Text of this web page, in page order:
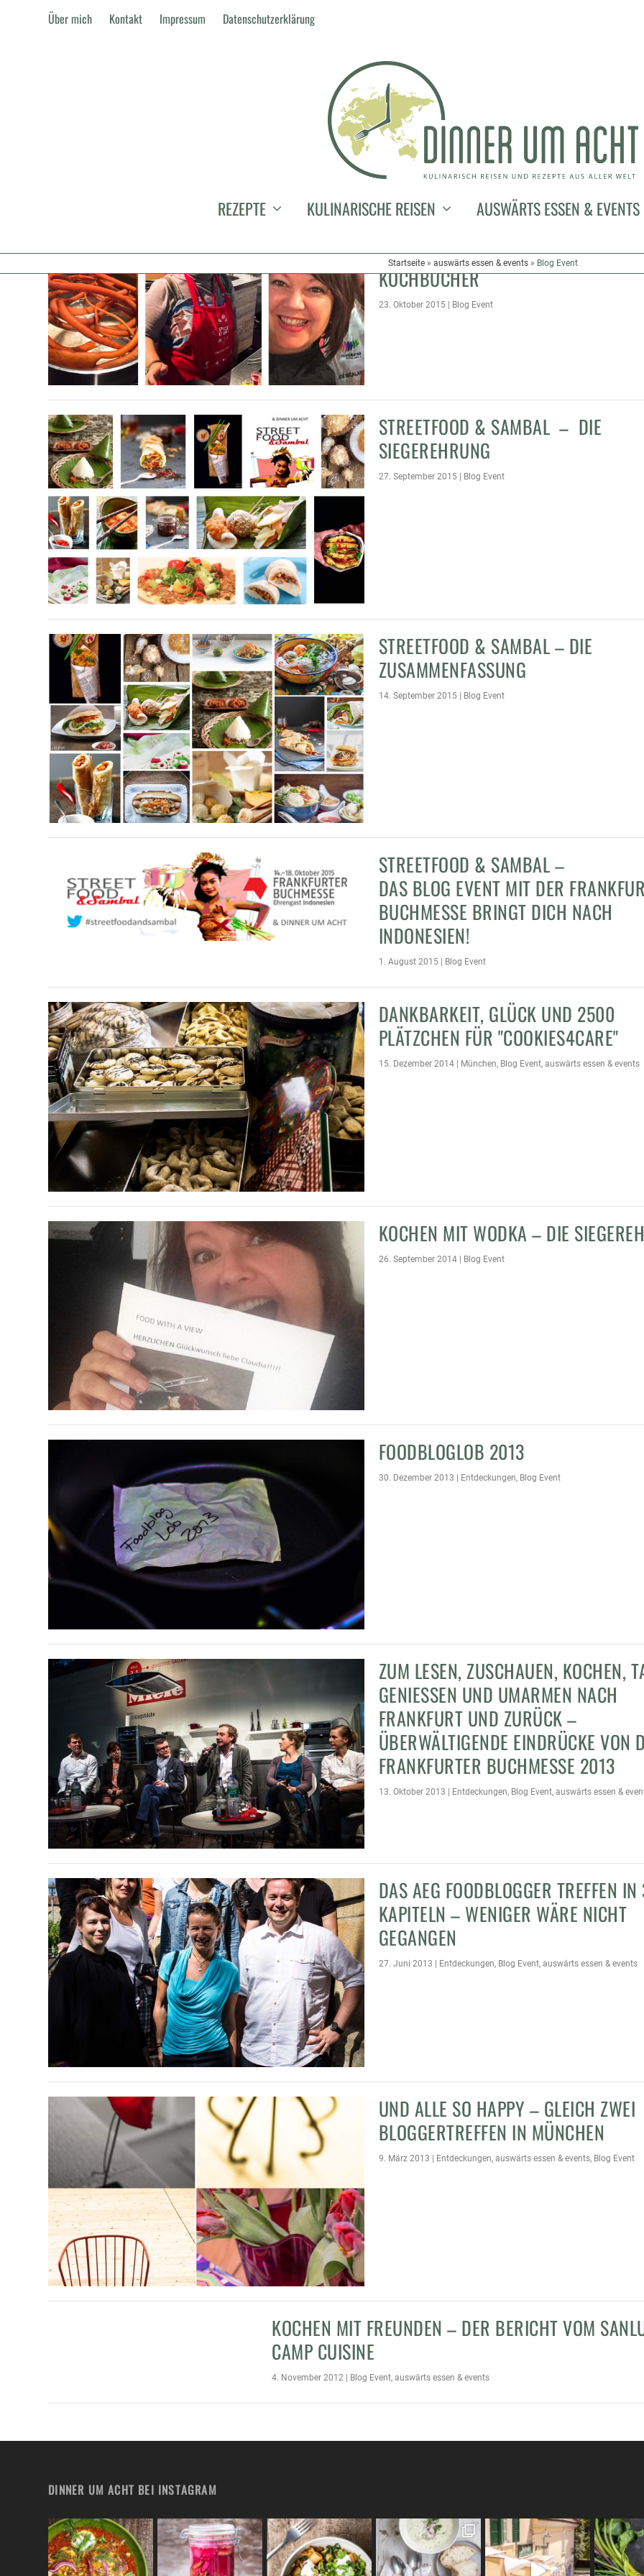
Über mich Kontakt Impressum Datenschutzerklärung
REZEPTE KULINARISCHE REISEN AUSWÄRTS ESSEN & EVENTS
Startseite » auswärts essen & events » Blog Event
BUCHMESSE – GROSSARTIGE B
OCHEN UND NATÜRLICH NEUE K
OCHBÜCHER
23. Oktober 2015| Blog Event
STREETFOOD & SAMBAL – DIE
SIEGEREHRUNG
27. September 2015| Blog Event
STREETFOOD & SAMBAL – DIE
ZUSAMMENFASSUNG
14. September 2015| Blog Event
STREETFOOD & SAMBAL –
DAS BLOG EVENT MIT DER
BUCHMESSE BRINGT DICH NACH
INDONESIEN!
1. August 2015| Blog Event
DANKBARKEIT, GLÜCK UND 2500
PLÄTZCHEN FÜR "COOKIES4CARE"
15. Dezember 2014| München, Blog Event, auswärts essen & events
KOCHEN MIT WODKA – DIE
26. September 2014| Blog Event
FOODBLOGLOB 2013
30. Dezember 2013 Entdeckungen, Blog Event
ZUM LESEN, ZUSCHAUEN, KOCHEN,
GENIESSEN UND UMARMEN NACH F
RANKFURT UND ZURÜCK – Ü
BERWÄLTIGENDE EINDRÜCKE VON
RANKFURTER BUCHMESSE 2013
13. Oktober 2013 Entdeckungen, Blog Event, auswärts essen &
DAS AEG FOODBLOGGER TREFFEN
KAPITELN – WENIGER WÄRE NICHT
GEGANGEN
27. Juni 2013 | Entdeckungen, Blog Event, auswärts essen & events
UND ALLE SO HAPPY – GLEICH ZWEI
BLOGGERTREFFEN IN MÜNCHEN
9. März 2013 Entdeckungen, auswärts essen & events, Blog Event
KOCHEN MIT FREUNDEN – DER BERICHT VOM
CAMP CUISINE
4. November 2012 Blog Event,auswärts essen & events
DINNER UM ACHT BEI INSTAGRAM